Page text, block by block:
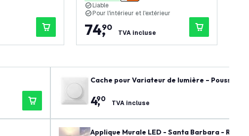
Liable
Pour l'intérieur et l'extérieur
74,
90
TVA incluse
Cache pour Variateur de lumière – Poussoir /
4,
90 TVA incluse
Applique Murale LED - Santa Barbara -